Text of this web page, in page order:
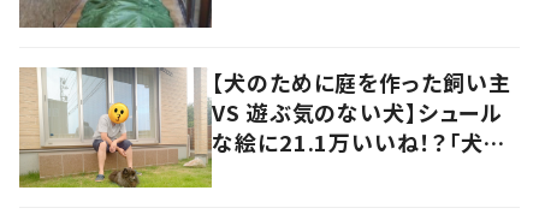
【犬のために庭を作った飼い主
VS 遊ぶ気のない犬】シュール
な絵に21.1万いいね！？「犬の